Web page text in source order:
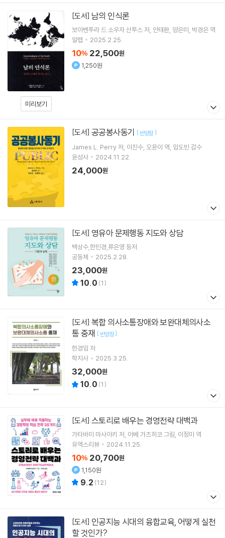
미리보기
[도서] 남의 인식론
보아벤투라 드 소우자 산투스 저 안태환 양은미 박경은 역
알렙
2025.2.25.
10% 22,500원
1,250원
[도서] 공공봉사동기 [ 반양장]
James L. Perry저 이진수 오윤이 역 임도빈 감수
윤성사
2024.11.22.
24,000원
[도서] 영유아 문제행동 지도와 상담
백상수,한민경,류은영 등저
공동체
2025.2.28.
23,000원
10.0 (1)
[도서]
통 중재 [ 반양장]
한경임 저
학지사
2025.3.25.
32,000원
10.0 (1)
[도서] 스토리로 배우는 경영전략 대백과
가타바미 마사아키 저 아베 가즈히코 그림 이정미 역
유엑스리뷰
2024.11.25.
10% 20,700원
1,150원
9.2 (12)
[도서]
할 것인가?